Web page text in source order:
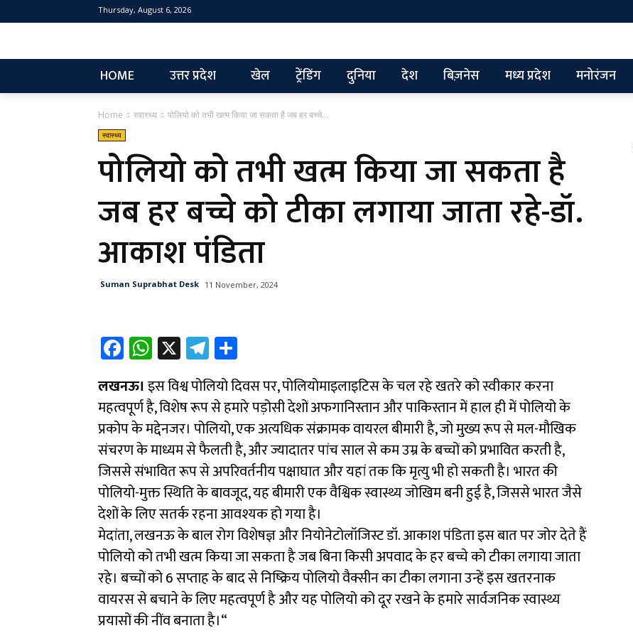
Thursday, August 6, 2026
HOME उत्तर प्रदेश खेल ट्रेंडिंग दुनिया देश बिज़नेस मध्य प्रदेश मनोरंजन
Home स्वास्थ्य पोलियो को तभी खत्म किया जा सकता है जब हर बच्चे...
स्वास्थ्य
पोलियो को तभी खत्म किया जा सकता है
जब हर बच्चे को टीका लगाया जाता रहे-डॉ.
आकाश पंडिता
Suman Suprabhat Desk 11 November, 2024
Fa
ce
b
o
ok
W
h
at
sA
p
p
X Te
le
gr
a
m
ar
e
लखनऊ। इस विश्व पोलियो दिवस पर, पोलियोमाइलाइटिस के चल रहे खतरे को स्वीकार करना
महत्वपूर्ण है, विशेष रूप से हमारे पड़ोसी देशों अफगानिस्तान और पाकिस्तान में हाल ही में पोलियो के
प्रकोप के मद्देनजर। पोलियो, एक अत्यधिक संक्रामक वायरल बीमारी है, जो मुख्य रूप से मल-मौखिक
संचरण के माध्यम से फैलती है, और ज्यादातर पांच साल से कम उम्र के बच्चों को प्रभावित करती है,
जिससे संभावित रूप से अपरिवर्तनीय पक्षाघात और यहां तक कि मृत्यु भी हो सकती है। भारत की
पोलियो-मुक्त स्थिति के बावजूद, यह बीमारी एक वैश्विक स्वास्थ्य जोखिम बनी हुई है, जिससे भारत जैसे
देशों के लिए सतर्क रहना आवश्यक हो गया है।
मेदांता, लखनऊ के बाल रोग विशेषज्ञ और नियोनेटोलॉजिस्ट डॉ. आकाश पंडिता इस बात पर जोर देते हैं
पोलियो को तभी खत्म किया जा सकता है जब बिना किसी अपवाद के हर बच्चे को टीका लगाया जाता
रहे। बच्चों को 6 सप्ताह के बाद से निष्क्रिय पोलियो वैक्सीन का टीका लगाना उन्हें इस खतरनाक
वायरस से बचाने के लिए महत्वपूर्ण है और यह पोलियो को दूर रखने के हमारे सार्वजनिक स्वास्थ्य
प्रयासों की नींव बनाता है।“